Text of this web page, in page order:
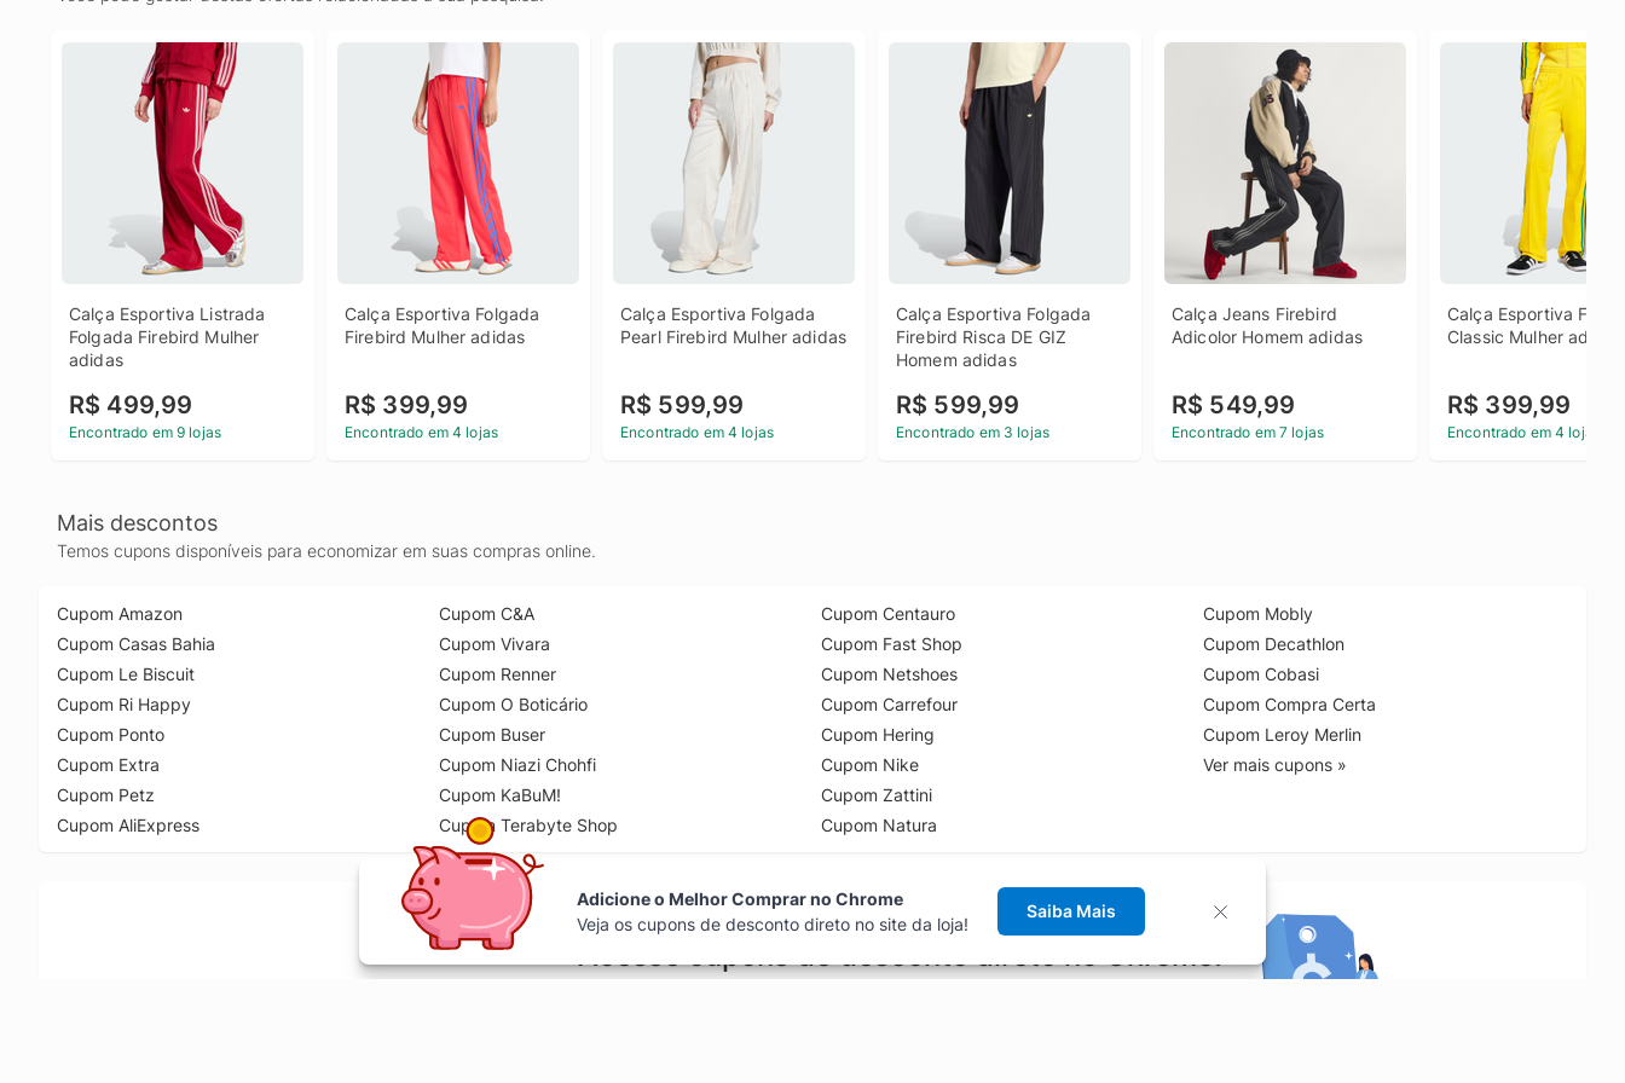
Calça Esportiva Listrada
Folgada Firebird Mulher
adidas
R$ 499,99
Encontrado em 9 lojas
Calça Esportiva Folgada
Firebird Mulher adidas
R$ 399,99
Encontrado em 4 lojas
Calça Esportiva Folgada
Pearl Firebird Mulher adidas
R$ 599,99
Encontrado em 4 lojas
Calça Esportiva Folgada
Firebird Risca DE GIZ
Homem adidas
R$ 599,99
Encontrado em 3 lojas
Calça Jeans Firebird
Adicolor Homem adidas
R$ 549,99
Encontrado em 7 lojas
Calça Esportiva
Classic Mulher adidas
R$ 399,99
Encontrado em 4 lojas
Mais descontos
Temos cupons disponíveis para economizar em suas compras online.
Cupom Amazon
Cupom Casas Bahia
Cupom Le Biscuit
Cupom Ri Happy
Cupom Ponto
Cupom Extra
Cupom Petz
Cupom AliExpress
Cupom C&A
Cupom Vivara
Cupom Renner
Cupom O Boticário
Cupom Buser
Cupom Niazi Chohfi
Cupom KaBuM!
Cupom Terabyte Shop
Cupom Centauro
Cupom Fast Shop
Cupom Netshoes
Cupom Carrefour
Cupom Hering
Cupom Nike
Cupom Zattini
Cupom Natura
Cupom Mobly
Cupom Decathlon
Cupom Cobasi
Cupom Compra Certa
Cupom Leroy Merlin
Ver mais cupons »
Acesse cupons de desconto direto no Chrome!
Adicione o Melhor Comprar no Chrome
Veja os cupons de desconto direto no site da loja!
Saiba Mais